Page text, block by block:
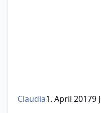
Claudia1. April 20179